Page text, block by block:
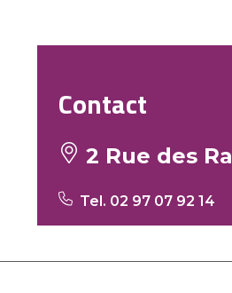
Contact
2 Rue des
Tel. 02 97 07 92 14